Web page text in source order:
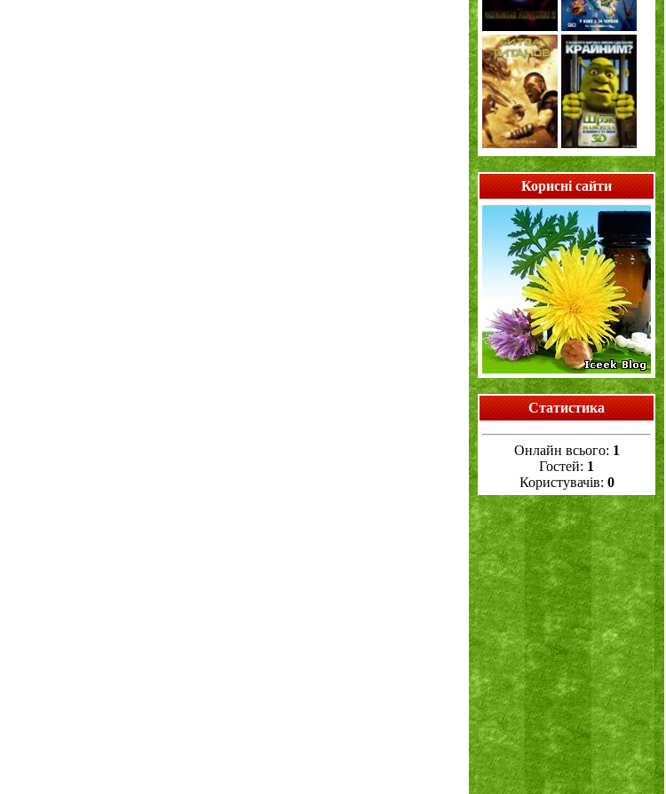
Корисні сайти
Статистика
Онлайн всього: 1
Гостей: 1
Користувачів: 0